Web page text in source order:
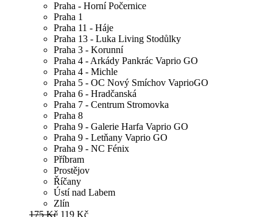
Praha - Horní Počernice
Praha 1
Praha 11 - Háje
Praha 13 - Luka Living Stodůlky
Praha 3 - Korunní
Praha 4 - Arkády Pankrác Vaprio GO
Praha 4 - Michle
Praha 5 - OC Nový Smíchov VaprioGO
Praha 6 - Hradčanská
Praha 7 - Centrum Stromovka
Praha 8
Praha 9 - Galerie Harfa Vaprio GO
Praha 9 - Letňany Vaprio GO
Praha 9 - NC Fénix
Příbram
Prostějov
Říčany
Ústí nad Labem
Zlín
175 Kč 119 Kč